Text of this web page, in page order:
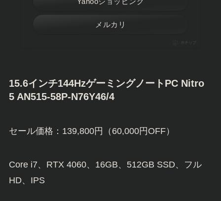
メルカリ
ポチップ
15.6インチ144HzゲーミングノートPC Nitro
5 AN515-58P-N76Y46/4
セール価格：139,800円（60,000円OFF）
Core i7、RTX 4060、16GB、512GB SSD、フル
HD、IPS